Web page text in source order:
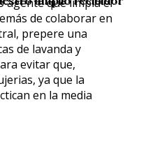
de colaborar en
prepere una
de lavanda y
evitar que,
ya que la
en la media